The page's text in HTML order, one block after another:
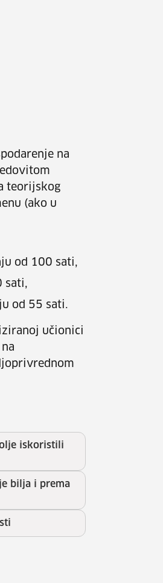
na
teorijskog
(ako u
od 100 sati,
sati,
od 55 sati.
učionici
iskoristili
bilja i prema